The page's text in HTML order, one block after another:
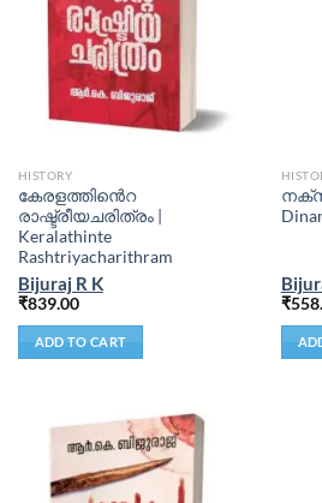
HISTORY
കേരളത്തിൻെറ
രാഷ്ട്രീയചരിത്രം |
Keralathinte
Rashtriyacharithram
Bijuraj R K
₹839.00
ADD TO CART
₹